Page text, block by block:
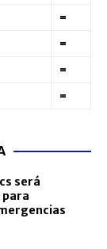
=
=
=
=
será
para